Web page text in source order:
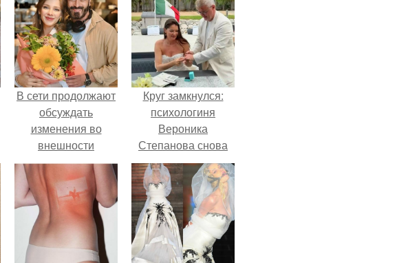
В сети продолжают
обсуждать
изменения во
внешности
актрисы.
Круг замкнулся:
психологиня
Вероника
Степанова снова
вышла замуж за
собственного
бывшего мужа.